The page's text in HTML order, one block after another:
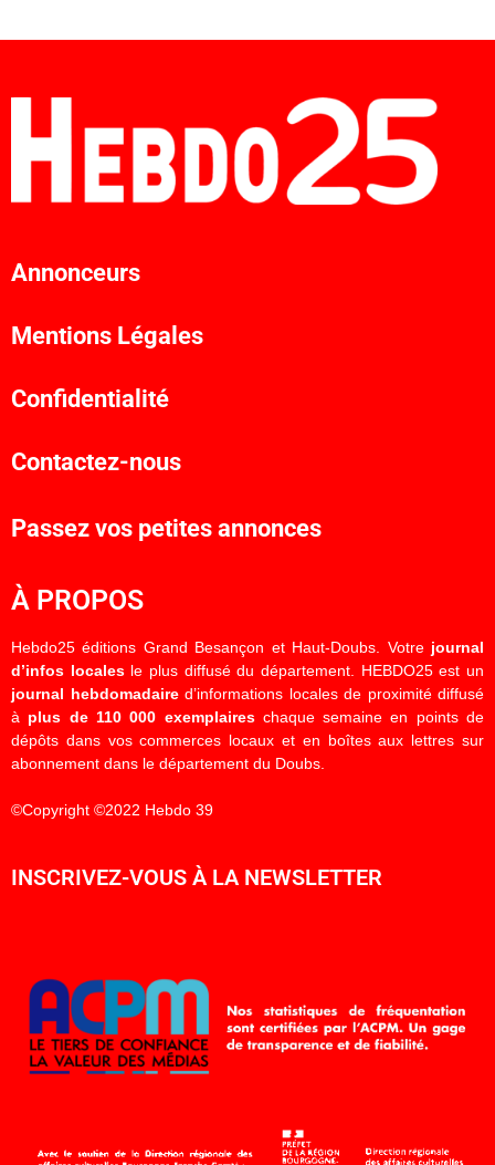
Annonceurs
Mentions Légales
Confidentialité
Contactez-nous
Passez vos petites annonces
À PROPOS
Hebdo25 éditions Grand Besançon et Haut-Doubs. Votre journal
d’infos localesle plus diffusé du département. HEBDO25 est un
journal hebdomadaired’informations locales de proximité diffusé
à plus de 110 000 exemplaireschaque semaine en points de
dépôts dans vos commerces locaux et en boîtes aux lettres sur
abonnement dans le département du Doubs.
©Copyright ©2022 Hebdo 39
INSCRIVEZ-VOUS À LA NEWSLETTER